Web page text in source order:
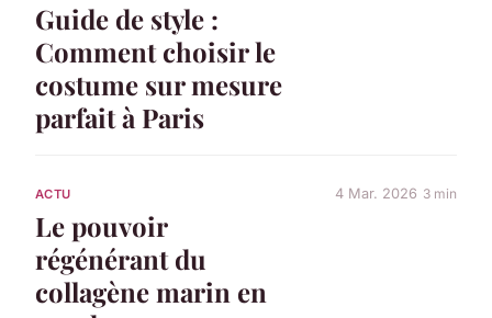
Guide de style :
Comment choisir le
costume sur mesure
parfait à Paris
ACTU
Le pouvoir
régénérant du
collagène marin en
4 Mar. 2026 3 min